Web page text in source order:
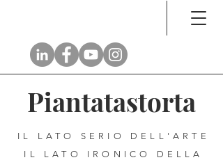
Piantatastorta
IL LATO SERIO DELL'ARTE
IL LATO IRONICO DELLA